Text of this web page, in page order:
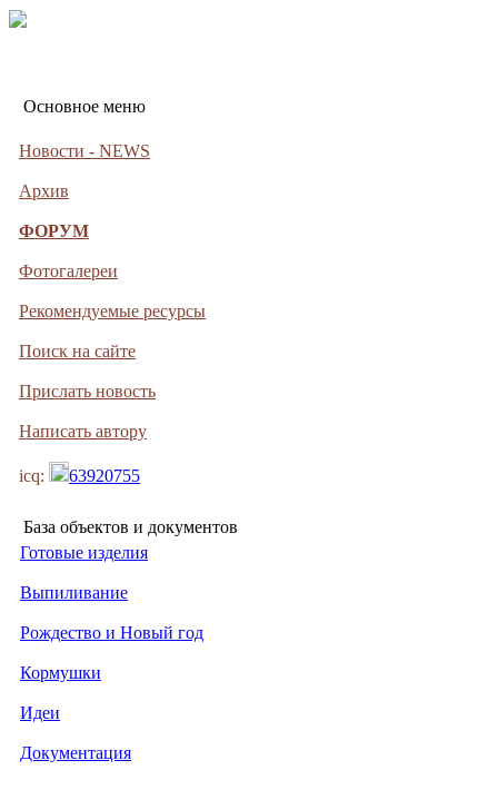
Основное меню
Новости - NEWS
Архив
ФОРУМ
Фотогалереи
Рекомендуемые ресурсы
Поиск на сайте
Прислать новость
Написать автору
icq: 63920755
База объектов и документов
Готовые изделия
Выпиливание
Рождество и Новый год
Кормушки
Идеи
Документация